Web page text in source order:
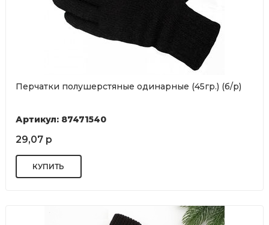
Перчатки полушерстяные одинарные (45гр.) (б/р)
Артикул: 87471540
29,07 р